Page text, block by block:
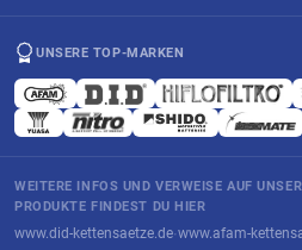
UNSERE TOP-MARKEN
WEITERE INFOS UND VERWEISE AUF
PRODUKTE FINDEST DU HIER
www.did-kettensaetze.de·www.afam-